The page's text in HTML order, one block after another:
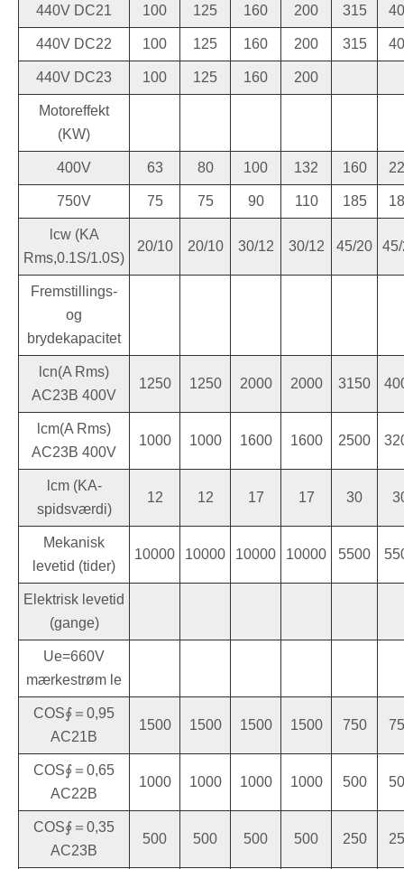
440V DC21 100 125 160 200 315
440V DC22 100 125 160 200 315
440V DC23 100 125 160 200
Motoreffekt
(KW)
400V 63 80 100 132 160
750V 75 75 90 110 185
lcw (KA
Rms,0.1S/1.0S)
20/10 20/10 30/12 30/12 45/20
Fremstillings-
og
brydekapacitet
lcn(A Rms)
AC23B 400V
1250 1250 2000 2000 3150
lcm(A Rms)
AC23B 400V
1000 1000 1600 1600 2500
lcm (KA-
spidsværdi)
12 12 17 17 30
Mekanisk
levetid (tider)
10000 10000 10000 10000 5500
Elektrisk levetid
(gange)
Ue=660V
mærkestrøm le
COS∮＝0,95
AC21B
1500 1500 1500 1500 750
COS∮＝0,65
AC22B
1000 1000 1000 1000 500
COS∮＝0,35
AC23B
500 500 500 500 250